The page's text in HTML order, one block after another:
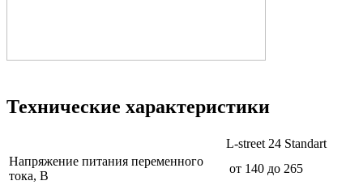
Технические характеристики
L-street 24 Standart
Напряжение питания переменного
тока, В
от 140 до 265